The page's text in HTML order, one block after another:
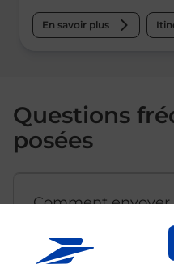
En savoir plus
Questions
posées
Comment